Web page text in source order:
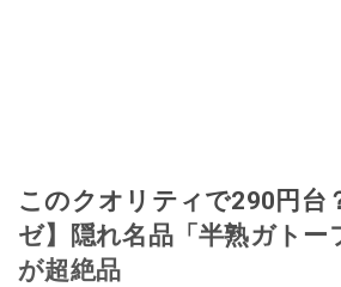
このクオリティで290円台
ゼ】隠れ名品「半熟ガトー
が超絶品